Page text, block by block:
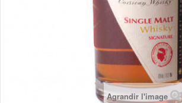
Agrandir l'image